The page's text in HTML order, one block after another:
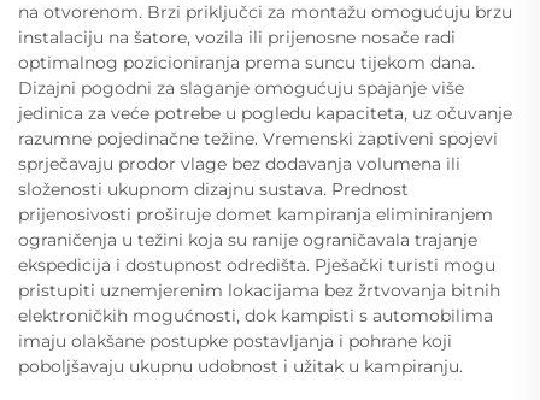
na otvorenom. Brzi priključci za montažu omogućuju brzu
instalaciju na šatore, vozila ili prijenosne nosače radi
optimalnog pozicioniranja prema suncu tijekom dana.
Dizajni pogodni za slaganje omogućuju spajanje više
jedinica za veće potrebe u pogledu kapaciteta, uz očuvanje
razumne pojedinačne težine. Vremenski zaptiveni spojevi
sprječavaju prodor vlage bez dodavanja volumena ili
složenosti ukupnom dizajnu sustava. Prednost
prijenosivosti proširuje domet kampiranja eliminiranjem
ograničenja u težini koja su ranije ograničavala trajanje
ekspedicija i dostupnost odredišta. Pješački turisti mogu
pristupiti uznemjerenim lokacijama bez žrtvovanja bitnih
elektroničkih mogućnosti, dok kampisti s automobilima
imaju olakšane postupke postavljanja i pohrane koji
poboljšavaju ukupnu udobnost i užitak u kampiranju.